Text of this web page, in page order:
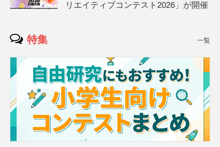
リエイティブコンテスト2026」が開催
特集 一覧